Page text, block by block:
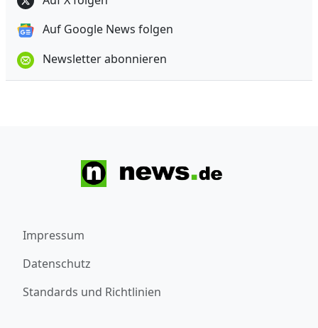
Auf Google News folgen
Newsletter abonnieren
Impressum
Datenschutz
Standards und Richtlinien